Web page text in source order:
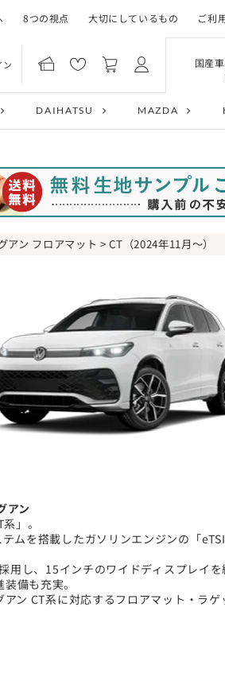
8つの視点 大切にしているもの ご利
ン 国産
DAIHATSU MAZDA
アン フロアマット > CT（2024年11月～）
アン
」。
ムを搭載したガソリンエンジンの「
し、15インチのワイドディスプレイを
備も充実。
ン CT系に対応するフロアマット・ラ